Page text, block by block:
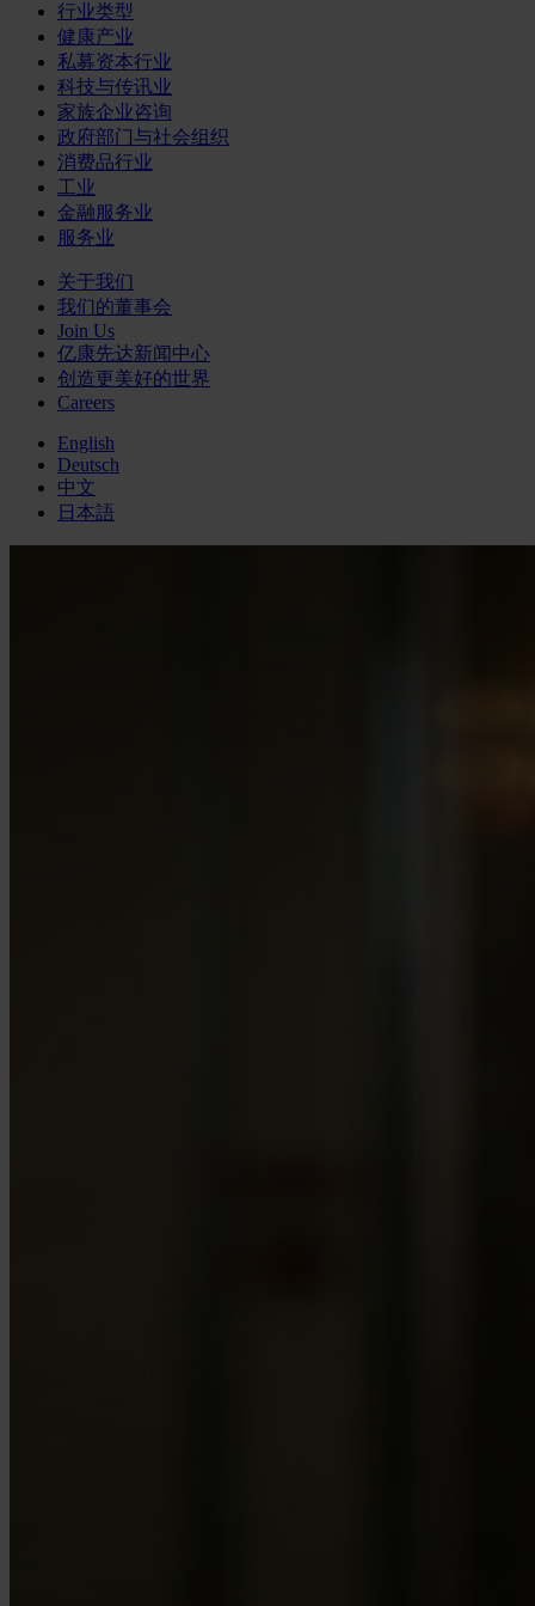
行业类型
健康产业
私募资本行业
科技与传讯业
家族企业咨询
政府部门与社会组织
消费品行业
工业
金融服务业
服务业
关于我们
我们的董事会
Join Us
亿康先达新闻中心
创造更美好的世界
Careers
English
Deutsch
中文
日本語